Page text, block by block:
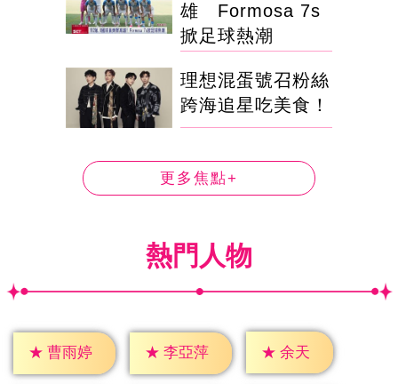
雄 Formosa 7s
掀足球熱潮
理想混蛋號召粉絲
跨海追星吃美食！
更多焦點+
熱門人物
★ 曹雨婷 ★ 李亞萍 ★ 余天